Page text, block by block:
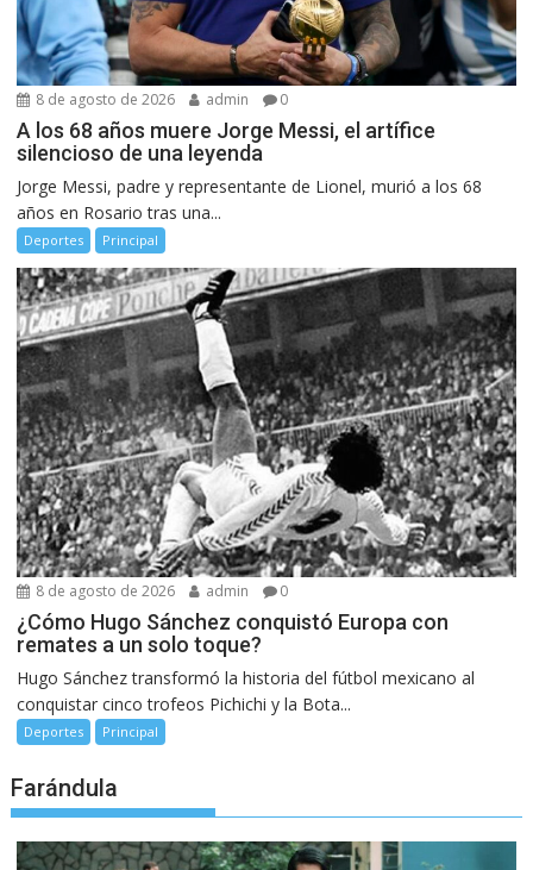
8 de agosto de 2026 admin 0
A los 68 años muere Jorge Messi, el artífice
silencioso de una leyenda
Jorge Messi, padre y representante de Lionel, murió a los 68
años en Rosario tras una...
Deportes Principal
8 de agosto de 2026 admin 0
¿Cómo Hugo Sánchez conquistó Europa con
remates a un solo toque?
Hugo Sánchez transformó la historia del fútbol mexicano al
conquistar cinco trofeos Pichichi y la Bota...
Deportes Principal
Farándula